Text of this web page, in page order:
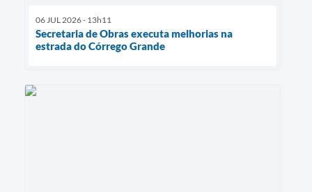
06 JUL 2026 - 13h11
Secretaria de Obras executa melhorias na
estrada do Córrego Grande